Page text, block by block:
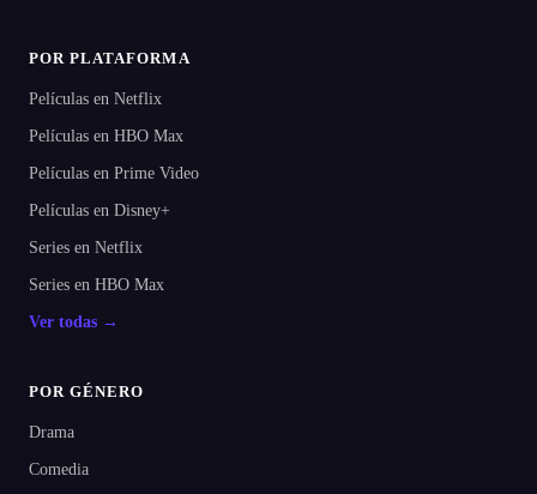
POR PLATAFORMA
Películas en Netflix
Películas en HBO Max
Películas en Prime Video
Películas en Disney+
Series en Netflix
Series en HBO Max
Ver todas →
POR GÉNERO
Drama
Comedia